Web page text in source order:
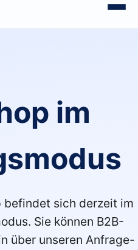
im
befindet sich derzeit im
Sie können B2B-
über unseren Anfrage-